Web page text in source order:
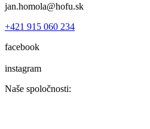
jan.homola@hofu.sk
+421 915 060 234
facebook
instagram
Naše spoločnosti: